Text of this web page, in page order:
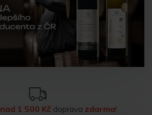
nad 1 500 Kč doprava zdarma!